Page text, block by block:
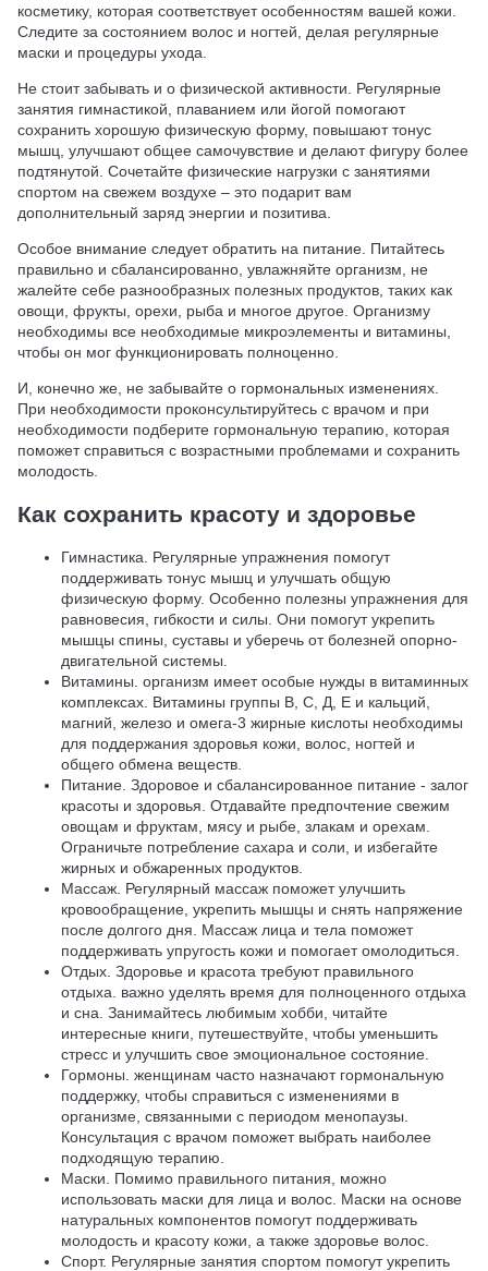
косметику, которая соответствует особенностям вашей кожи.
Следите за состоянием волос и ногтей, делая регулярные
маски и процедуры ухода.
Не стоит забывать и о физической активности. Регулярные
занятия гимнастикой, плаванием или йогой помогают
сохранить хорошую физическую форму, повышают тонус
мышц, улучшают общее самочувствие и делают фигуру более
подтянутой. Сочетайте физические нагрузки с занятиями
спортом на свежем воздухе – это подарит вам
дополнительный заряд энергии и позитива.
Особое внимание следует обратить на питание. Питайтесь
правильно и сбалансированно, увлажняйте организм, не
жалейте себе разнообразных полезных продуктов, таких как
овощи, фрукты, орехи, рыба и многое другое. Организму
необходимы все необходимые микроэлементы и витамины,
чтобы он мог функционировать полноценно.
И, конечно же, не забывайте о гормональных изменениях.
При необходимости проконсультируйтесь с врачом и при
необходимости подберите гормональную терапию, которая
поможет справиться с возрастными проблемами и сохранить
молодость.
Как сохранить красоту и здоровье
Гимнастика. Регулярные упражнения помогут
поддерживать тонус мышц и улучшать общую
физическую форму. Особенно полезны упражнения для
равновесия, гибкости и силы. Они помогут укрепить
мышцы спины, суставы и уберечь от болезней опорно-
двигательной системы.
Витамины. организм имеет особые нужды в витаминных
комплексах. Витамины группы В, С, Д, Е и кальций,
магний, железо и омега-3 жирные кислоты необходимы
для поддержания здоровья кожи, волос, ногтей и
общего обмена веществ.
Питание. Здоровое и сбалансированное питание - залог
красоты и здоровья. Отдавайте предпочтение свежим
овощам и фруктам, мясу и рыбе, злакам и орехам.
Ограничьте потребление сахара и соли, и избегайте
жирных и обжаренных продуктов.
Массаж. Регулярный массаж поможет улучшить
кровообращение, укрепить мышцы и снять напряжение
после долгого дня. Массаж лица и тела поможет
поддерживать упругость кожи и помогает омолодиться.
Отдых. Здоровье и красота требуют правильного
отдыха. важно уделять время для полноценного отдыха
и сна. Занимайтесь любимым хобби, читайте
интересные книги, путешествуйте, чтобы уменьшить
стресс и улучшить свое эмоциональное состояние.
Гормоны. женщинам часто назначают гормональную
поддержку, чтобы справиться с изменениями в
организме, связанными с периодом менопаузы.
Консультация с врачом поможет выбрать наиболее
подходящую терапию.
Маски. Помимо правильного питания, можно
использовать маски для лица и волос. Маски на основе
натуральных компонентов помогут поддерживать
молодость и красоту кожи, а также здоровье волос.
Спорт. Регулярные занятия спортом помогут укрепить